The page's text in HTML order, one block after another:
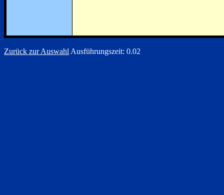
Zurück zur Auswahl Ausführungszeit: 0.02